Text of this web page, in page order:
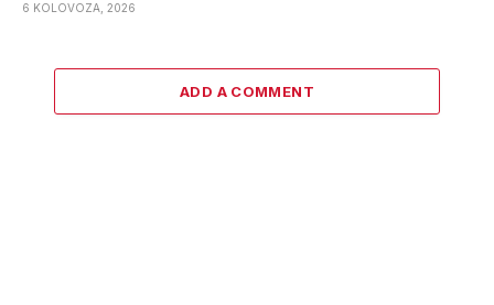
6 KOLOVOZA, 2026
ADD A COMMENT